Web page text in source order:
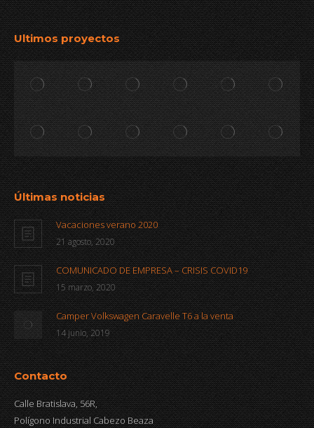
Ultimos proyectos
Últimas noticias
Vacaciones verano 2020
21 agosto, 2020
COMUNICADO DE EMPRESA – CRISIS COVID19
15 marzo, 2020
Camper Volkswagen Caravelle T6 a la venta
14 junio, 2019
Contacto
Calle Bratislava, 56R,
Polígono Industrial Cabezo Beaza